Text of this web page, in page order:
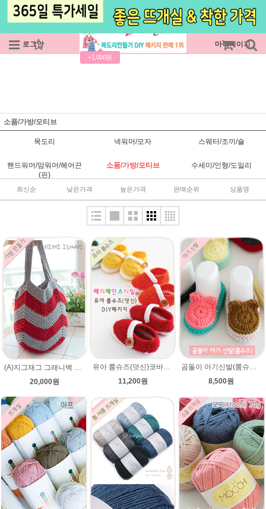
로그인 회원가입
+1,000원
주문조회 마이페이지
소품/가방/모티브
목도리 넥워머/모자 스웨터/조끼/숄
핸드워머/암워머/헤어끈
(핀)
소품/가방/모티브 수세미/인형/도일리
최신순 낮은가격 높은가격 판매순위 상품명
20,000원
유아 룸슈즈(덧신)코바늘뜨기 태교 취미뜨개질 뜨게질 에이미울 뜨개실
11,200원
곰돌이 아기신발(룸슈즈)★45울라인 뜨개실 코바늘뜨기 태교뜨개질 손뜨개
8,500원